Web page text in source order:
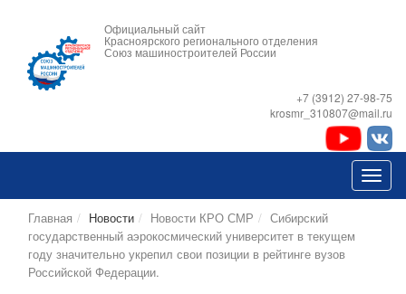
Официальный сайт
Красноярского регионального отделения
Союз машиностроителей России
+7 (3912) 27-98-75
krosmr_310807@mail.ru
Главная Новости Новости КРО СМР
Сибирский
государственный аэрокосмический университет в текущем
году значительно укрепил свои позиции в рейтинге вузов
Российской Федерации.